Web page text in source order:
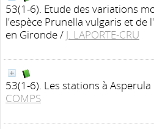
53(1-6). Etude des variations
l'espèce Prunella vulgaris et de
en Gironde/ J. LAPORTE-CRU
53(1-6). Les stations à
COMPS